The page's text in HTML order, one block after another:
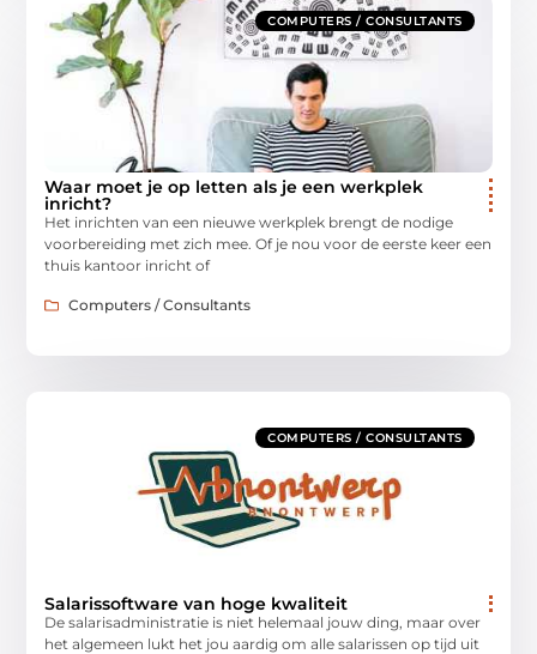
COMPUTERS / CONSULTANTS
Waar moet je op letten als je een werkplek
inricht?
Het inrichten van een nieuwe werkplek brengt de nodige
voorbereiding met zich mee. Of je nou voor de eerste keer een
thuis kantoor inricht of
Computers / Consultants
COMPUTERS / CONSULTANTS
Salarissoftware van hoge kwaliteit
De salarisadministratie is niet helemaal jouw ding, maar over
het algemeen lukt het jou aardig om alle salarissen op tijd uit